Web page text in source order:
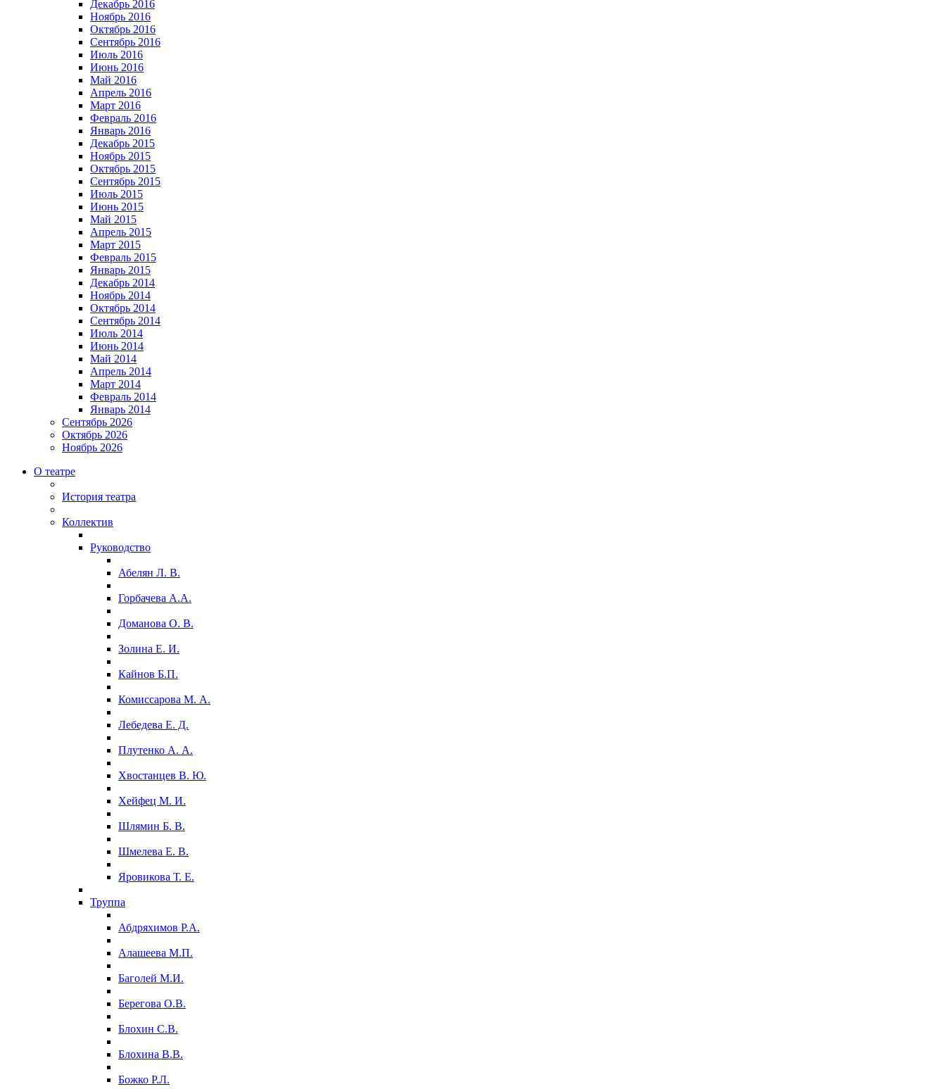
Декабрь 2016
Ноябрь 2016
Октябрь 2016
Сентябрь 2016
Июль 2016
Июнь 2016
Май 2016
Апрель 2016
Март 2016
Февраль 2016
Январь 2016
Декабрь 2015
Ноябрь 2015
Октябрь 2015
Сентябрь 2015
Июль 2015
Июнь 2015
Май 2015
Апрель 2015
Март 2015
Февраль 2015
Январь 2015
Декабрь 2014
Ноябрь 2014
Октябрь 2014
Сентябрь 2014
Июль 2014
Июнь 2014
Май 2014
Апрель 2014
Март 2014
Февраль 2014
Январь 2014
Сентябрь 2026
Октябрь 2026
Ноябрь 2026
О театре
История театра
Коллектив
Руководство
Абелян Л. В.
Горбачева А.А.
Доманова О. В.
Золина Е. И.
Кайнов Б.П.
Комиссарова М. А.
Лебедева Е. Д.
Плутенко А. А.
Хвостанцев В. Ю.
Хейфец М. И.
Шлямин Б. В.
Шмелева Е. В.
Яровикова Т. Е.
Труппа
Абдряхимов Р.А.
Алашеева М.П.
Баголей М.И.
Берегова О.В.
Блохин С.В.
Блохина В.В.
Божко Р.Л.